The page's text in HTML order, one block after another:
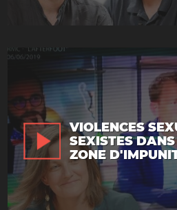
VIOLENCES
SEXISTES
ZONE